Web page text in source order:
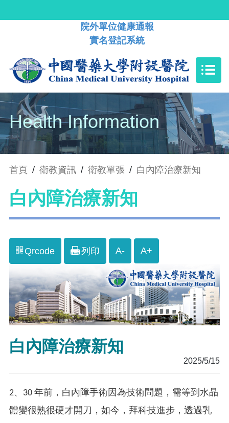
院外單位健康通報
實名登記系統
Health Information
首頁 / 衛教資訊 / 衛教單張 / 白內障治療新知
白內障治療新知
Qrcode 列印 A- A+
白內障治療新知
2025/5/15
2、30 年前，白內障手術因為技術問題，需等到水晶
體變很熟很硬才開刀，如今，拜科技進步，透過乳